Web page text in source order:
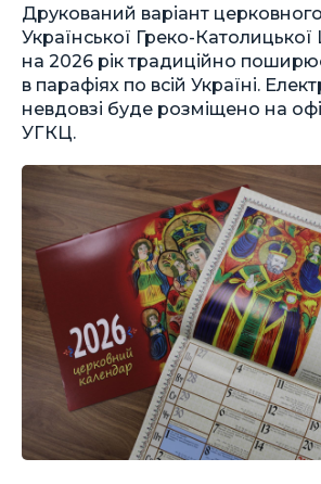
Друкований варіант
Української Греко-Католицької
на 2026 рік традиційно
в парафіях по всій Україні.
невдовзі буде розміщено на
УГКЦ.